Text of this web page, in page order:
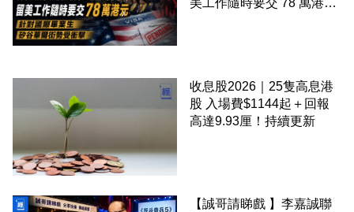
收息股2026｜25隻高息港
股 入場費$1144起＋回報
高達9.93厘！持續更新
【誠哥請睇戲 】李嘉誠聯